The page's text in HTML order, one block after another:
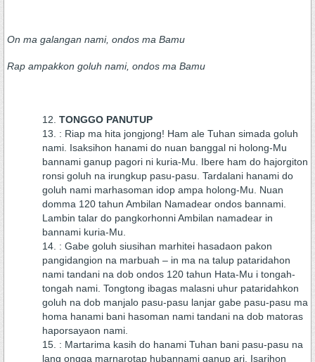
On ma galangan nami, ondos ma Bamu
Rap ampakkon goluh nami, ondos ma Bamu
TONGGO PANUTUP
: Riap ma hita jongjong! Ham ale Tuhan simada goluh
nami. Isaksihon hanami do nuan banggal ni holong-Mu
bannami ganup pagori ni kuria-Mu. Ibere ham do hajorgiton
ronsi goluh na irungkup pasu-pasu. Tardalani hanami do
goluh nami marhasoman idop ampa holong-Mu. Nuan
domma 120 tahun Ambilan Namadear ondos bannami.
Lambin talar do pangkorhonni Ambilan namadear in
bannami kuria-Mu.
: Gabe goluh siusihan marhitei hasadaon pakon
pangidangion na marbuah – in ma na talup pataridahon
nami tandani na dob ondos 120 tahun Hata-Mu i tongah-
tongah nami. Tongtong ibagas malasni uhur pataridahkon
goluh na dob manjalo pasu-pasu lanjar gabe pasu-pasu ma
homa hanami bani hasoman nami tandani na dob matoras
haporsayaon nami.
: Martarima kasih do hanami Tuhan bani pasu-pasu na
lang ongga marnarotap hubannami ganup ari. Isarihon